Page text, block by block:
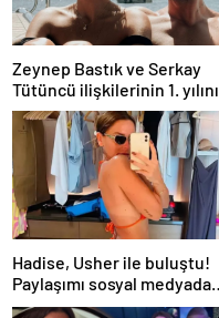
Zeynep Bastık ve Serkay
Tütüncü ilişkilerinin 1. yılını
kutladı
Hadise, Usher ile buluştu!
Paylaşımı sosyal medyada
gündem oldu